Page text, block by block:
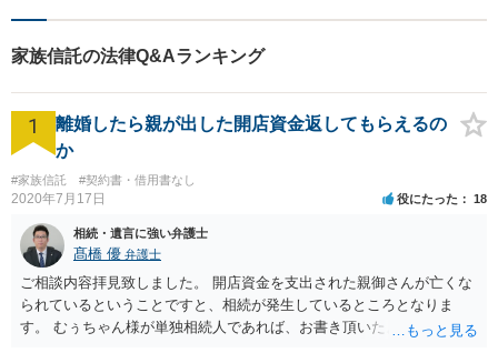
家族信託の法律Q&Aランキング
1
離婚したら親が出した開店資金返してもらえるの
か
#家族信託 #契約書・借用書なし
2020年7月17日 役にたった 18
相続・遺言に強い弁護士
髙橋 優 弁護士
ご相談内容拝見致しました。 開店資金を支出された親御さんが亡くな
られているということですと、相続が発生しているところとなりま
す。 むぅちゃん様が単独相続人であれば、お書き頂いたような方法で